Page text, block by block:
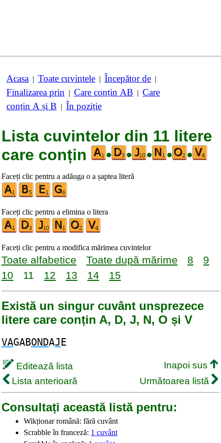
Acasa | Toate cuvintele | Începător de |
Finalizarea prin | Care conțin AB | Care
conțin A și B | În poziție
Lista cuvintelor din 11 litere
care conțin
• • • • •
Faceți clic pentru a adăuga o a șaptea literă
Faceți clic pentru a elimina o litera
Faceți clic pentru a modifica mărimea cuvintelor
Toate alfabetice Toate după mărime 8
9
10
11 12 13 14 15
Există un singur cuvânt unsprezece
litere care conțin A, D, J, N, O și V
VAGABONDAJE
Editează lista
Inapoi sus
Lista anterioară
Următoarea listă
Consultați această listă pentru:
Wikționar română: fără cuvânt
Scrabble în franceză: 1 cuvânt